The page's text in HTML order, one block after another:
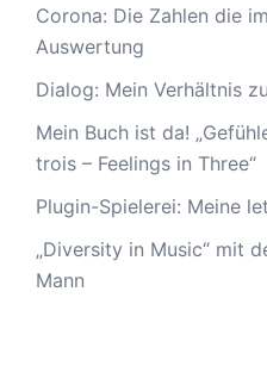
Corona: Die Zahlen die
Auswertung
Dialog: Mein Verhältnis
Mein Buch ist da!
trois – Feelings in Three“
Plugin-Spielerei: Meine
„Diversity in Music“ mit
Mann